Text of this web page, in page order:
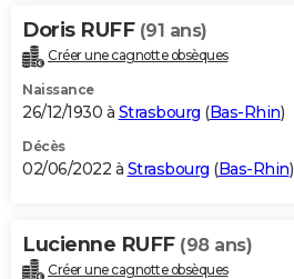
Doris RUFF (91 ans)
Créer une cagnotte obsèques
Naissance
26/12/1930 à Strasbourg (Bas-Rhin)
Décès
02/06/2022 à Strasbourg (Bas-Rhin)
Lucienne RUFF (98 ans)
Créer une cagnotte obsèques